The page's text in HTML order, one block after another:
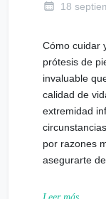
18
Cómo cuidar
prótesis de
invaluable
calidad de
extremidad
por razones
asegurarte